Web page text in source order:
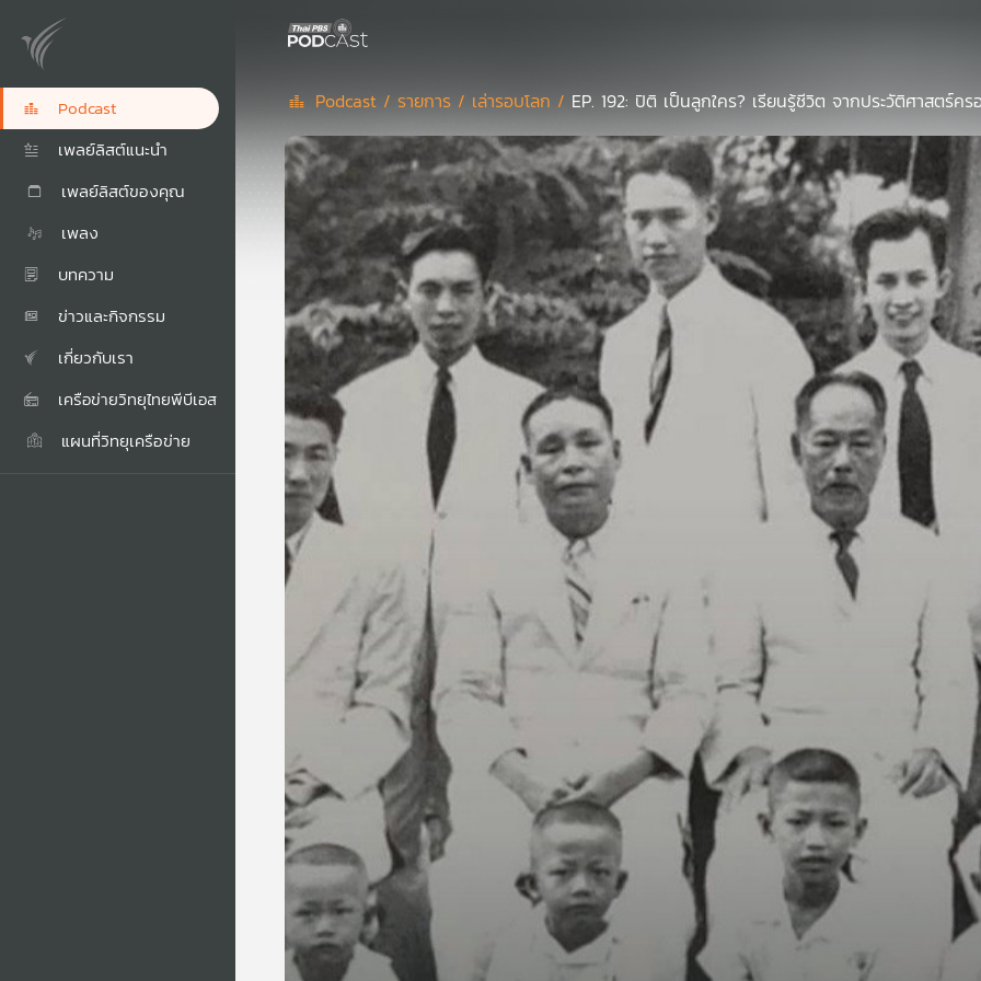
Podcast
เพลย์ลิสต์แนะนำ
เพลย์ลิสต์ของคุณ
เพลง
บทความ
ข่าวและกิจกรรม
เกี่ยวกับเรา
เครือข่ายวิทยุไทยพีบีเอส
แผนที่วิทยุเครือข่าย
Podcast / รายการ / เล่ารอบโลก / EP. 192: ปิติ เป็นลูกใคร? เรียนรู้ชีวิต จากประวัติศาสตร์ค